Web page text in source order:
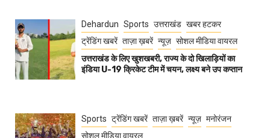
Dehardun Sports उत्तराखंड खबर हटकर
ट्रेंडिंग खबरें ताज़ा ख़बरें न्यूज़ सोशल मीडिया वायरल
उत्तराखंड के लिए खुशखबरी, राज्य के दो खिलाड़ियों का
इंडिया U-19 क्रिकेट टीम में चयन, लक्ष्य बने उप कप्तान
Sports ट्रेंडिंग खबरें ताज़ा ख़बरें न्यूज़ मनोरंजन
सोशल मीडिया वायरल